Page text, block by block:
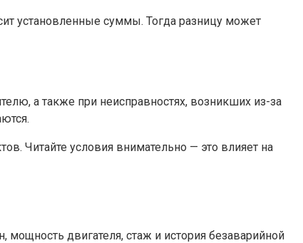
установленные суммы. Тогда разницу может
а также при неисправностях, возникших из-за
Читайте условия внимательно — это влияет на
двигателя, стаж и история безаварийной